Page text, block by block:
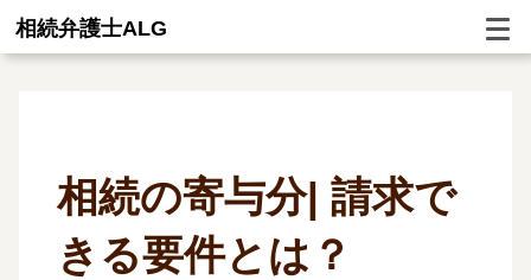
相続弁護士ALG
相続の寄与分| 請求で
きる要件とは？